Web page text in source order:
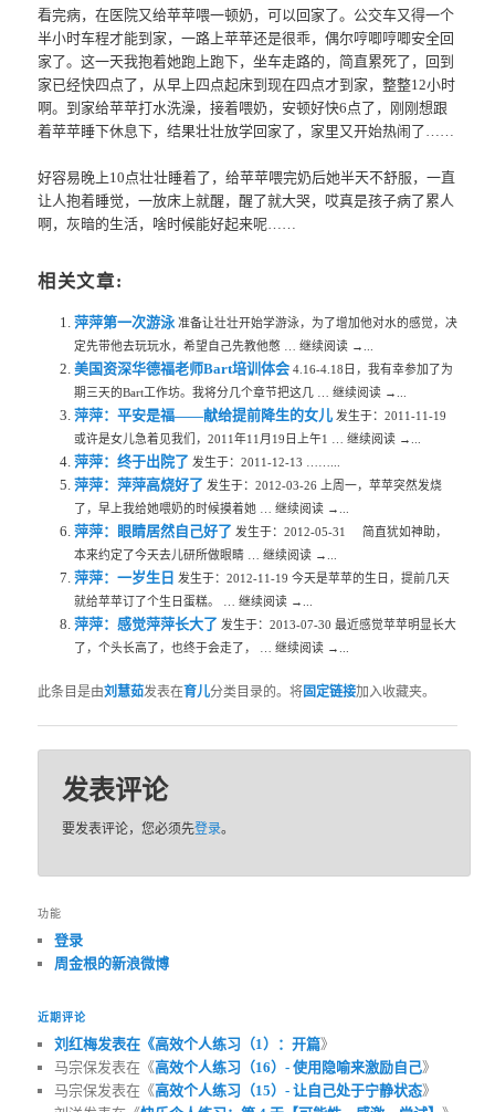
看完病，在医院又给苹苹喂一顿奶，可以回家了。公交车又得一个
半小时车程才能到家，一路上苹苹还是很乖，偶尔哼唧哼唧安全回
家了。这一天我抱着她跑上跑下，坐车走路的，简直累死了，回到
家已经快四点了，从早上四点起床到现在四点才到家，整整12小时
啊。到家给苹苹打水洗澡，接着喂奶，安顿好快6点了，刚刚想跟
着苹苹睡下休息下，结果壮壮放学回家了，家里又开始热闹了……
好容易晚上10点壮壮睡着了，给苹苹喂完奶后她半天不舒服，一直
让人抱着睡觉，一放床上就醒，醒了就大哭，哎真是孩子病了累人
啊，灰暗的生活，啥时候能好起来呢……
相关文章:
萍萍第一次游泳 准备让壮壮开始学游泳，为了增加他对水的感觉，决
定先带他去玩玩水，希望自己先教他憋 … 继续阅读 →...
美国资深华德福老师Bart培训体会 4.16-4.18日，我有幸参加了为
期三天的Bart工作坊。我将分几个章节把这几 … 继续阅读 →...
萍萍：平安是福——献给提前降生的女儿 发生于：2011-11-19
或许是女儿急着见我们，2011年11月19日上午1 … 继续阅读 →...
萍萍：终于出院了 发生于：2011-12-13 ……...
萍萍：萍萍高烧好了 发生于：2012-03-26 上周一，苹苹突然发烧
了，早上我给她喂奶的时候摸着她 … 继续阅读 →...
萍萍：眼睛居然自己好了 发生于：2012-05-31 简直犹如神助，
本来约定了今天去儿研所做眼睛 … 继续阅读 →...
萍萍：一岁生日 发生于：2012-11-19 今天是苹苹的生日，提前几天
就给苹苹订了个生日蛋糕。 … 继续阅读 →...
萍萍：感觉萍萍长大了 发生于：2013-07-30 最近感觉苹苹明显长大
了，个头长高了，也终于会走了， … 继续阅读 →...
此条目是由刘慧茹发表在育儿分类目录的。将固定链接加入收藏夹。
发表评论
要发表评论，您必须先登录。
功能
登录
周金根的新浪微博
近期评论
刘红梅发表在《高效个人练习（1）：开篇》
马宗保发表在《高效个人练习（16）- 使用隐喻来激励自己》
马宗保发表在《高效个人练习（15）- 让自己处于宁静状态》